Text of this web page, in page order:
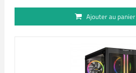
Ajouter au panier